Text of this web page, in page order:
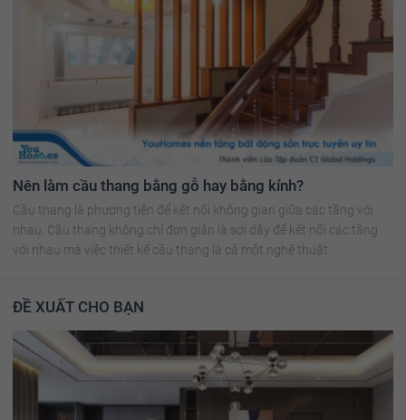
Nên làm cầu thang bằng gỗ hay bằng kính?
Cầu thang là phương tiện để kết nối không gian giữa các tầng với
nhau. Cầu thang không chỉ đơn giản là sợi dây để kết nối các tầng
với nhau mà việc thiết kế cầu thang là cả một nghệ thuật.
ĐỀ XUẤT CHO BẠN